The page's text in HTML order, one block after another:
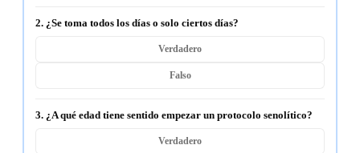
2. ¿Se toma todos los días o solo ciertos días?
Verdadero
Falso
3. ¿A qué edad tiene sentido empezar un protocolo senolítico?
Verdadero